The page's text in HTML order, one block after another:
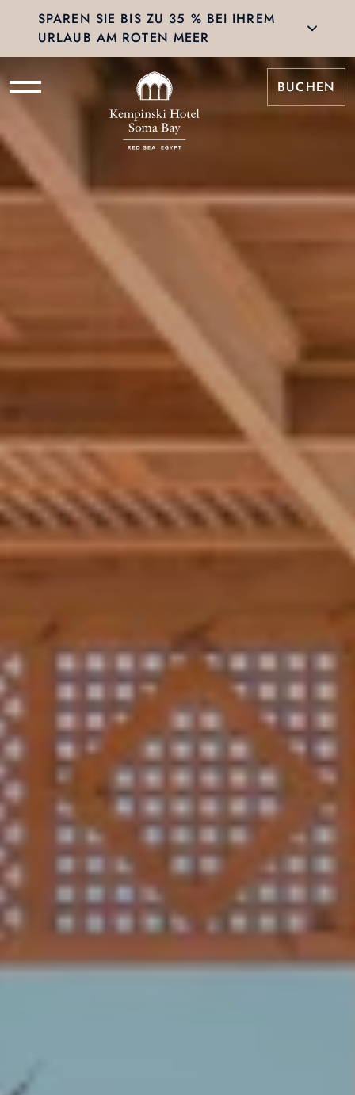
SPAREN SIE BIS ZU 35 % BEI IHREM
URLAUB AM ROTEN MEER
BUCHEN